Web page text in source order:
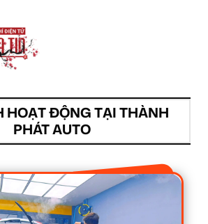
HOẠT ĐỘNG TẠI THÀNH
PHÁT AUTO